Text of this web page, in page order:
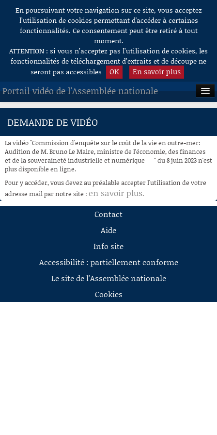
Aller au contenu
En poursuivant votre navigation sur ce site, vous acceptez
l’utilisation de cookies permettant d'accéder à certaines
fonctionnalités. Ce consentement peut être retiré à tout
moment.
ATTENTION : si vous n’acceptez pas l’utilisation de cookies, les
fonctionnalités de téléchargement d’extraits et de découpe ne
seront pas accessibles
OK En savoir plus
Portail vidéo de l'Assemblée nationale
ACCUEIL
À LA DEMANDE
RECHERCHE
AIDE À LA DÉCOUPE
DE VIDÉOS
DEMANDE DE VIDÉO
La vidéo "Commission d'enquête sur le coût de la vie en outre-mer:
Audition de M. Bruno Le Maire, ministre de l’économie, des finances
et de la souveraineté industrielle et numérique " du 8 juin 2023 n'est
plus disponible en ligne.
Pour y accéder, vous devez au préalable accepter l'utilisation de votre
adresse mail par notre site : en savoir plus.
Contact
Aide
Info site
Accessibilité : partiellement conforme
Le site de l'Assemblée nationale
Cookies